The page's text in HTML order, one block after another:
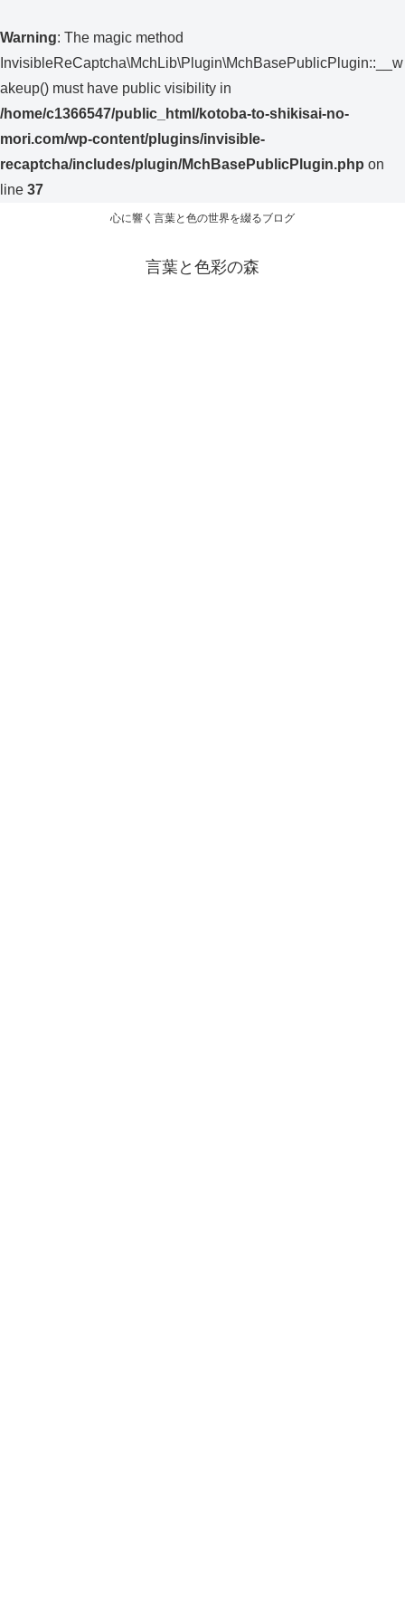
Warning: The magic method
InvisibleReCaptcha\MchLib\Plugin\MchBasePublicPlugin::__w
akeup() must have public visibility in
/home/c1366547/public_html/kotoba-to-shikisai-no-
mori.com/wp-content/plugins/invisible-
recaptcha/includes/plugin/MchBasePublicPlugin.php on
line 37
心に響く言葉と色の世界を綴るブログ
言葉と色彩の森